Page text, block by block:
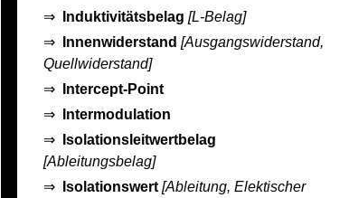
⇒
Induktivitätsbelag [L-Belag]
⇒
Innenwiderstand [Ausgangswiderstand,
Quellwiderstand]
⇒
Intercept-Point
⇒
Intermodulation
⇒
Isolationsleitwertbelag
[Ableitungsbelag]
⇒
Isolationswert[Ableitung, Elektischer